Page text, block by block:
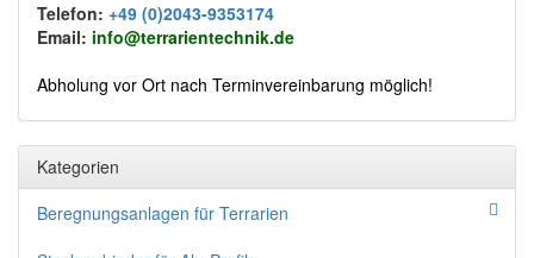
Telefon: +49 (0)2043-9353174
Email: info@terrarientechnik.de
Abholung vor Ort nach Terminvereinbarung möglich!
Kategorien
Beregnungsanlagen für Terrarien